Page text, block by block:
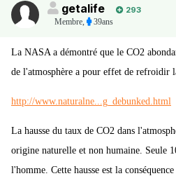
getalife
293
Membre, 39ans
La NASA a démontré que le CO2
de l'atmosphère a pour effet de refroidir
http://www.naturalne...g_debunked.html
La hausse du taux de CO2 dans
origine naturelle et non humaine. Seule
l'homme. Cette hausse est la